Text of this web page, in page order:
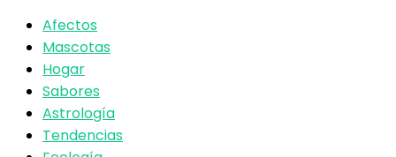
Afectos
Mascotas
Hogar
Sabores
Astrología
Tendencias